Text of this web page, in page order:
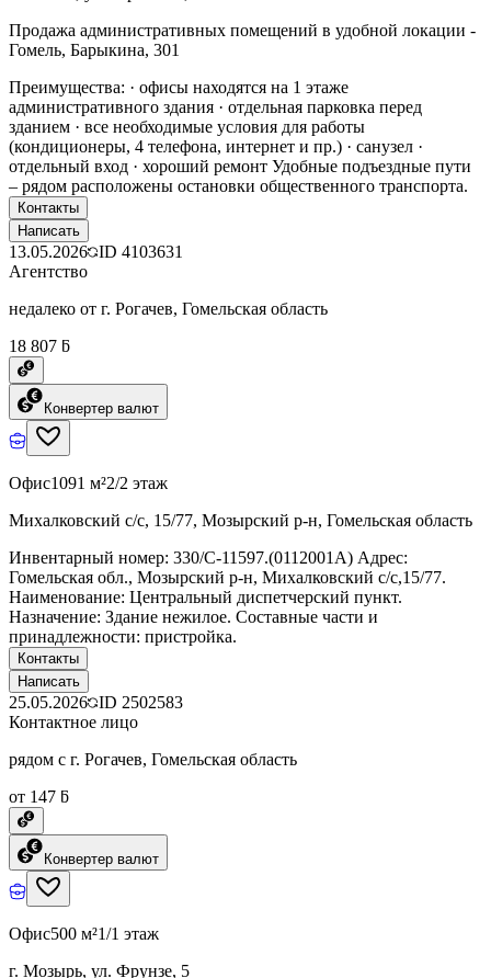
Продажа административных помещений в удобной локации -
Гомель, Барыкина, 301
Преимущества: · офисы находятся на 1 этаже
административного здания · отдельная парковка перед
зданием · все необходимые условия для работы
(кондиционеры, 4 телефона, интернет и пр.) · санузел ·
отдельный вход · хороший ремонт Удобные подъездные пути
– рядом расположены остановки общественного транспорта.
Контакты
Написать
13.05.2026 ID 4103631
Агентство
недалеко от г. Рогачев, Гомельская область
18 807 ƃ
Конвертер валют
Офис1091 м²2/2 этаж
Михалковский с/с, 15/77, Мозырский р-н, Гомельская область
Инвентарный номер: 330/C-11597.(0112001А) Адрес:
Гомельская обл., Мозырский р-н, Михалковский с/с,15/77.
Наименование: Центральный диспетчерский пункт.
Назначение: Здание нежилое. Составные части и
принадлежности: пристройка.
Контакты
Написать
25.05.2026 ID 2502583
Контактное лицо
рядом с г. Рогачев, Гомельская область
от 147 ƃ
Конвертер валют
Офис500 м²1/1 этаж
г. Мозырь, ул. Фрунзе, 5